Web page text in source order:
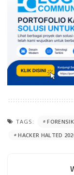
TAGS:
HACKER HALTED